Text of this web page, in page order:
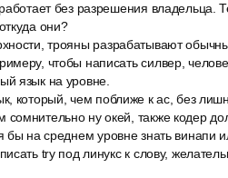
без разрешения владельца.
они?
трояны разрабатывают
чтобы написать силвер,
язык на уровне.
который, чем поближе к ас, без
ну окей, также кодер
бы на среднем уровне знать винапи
try под линукс к слову,